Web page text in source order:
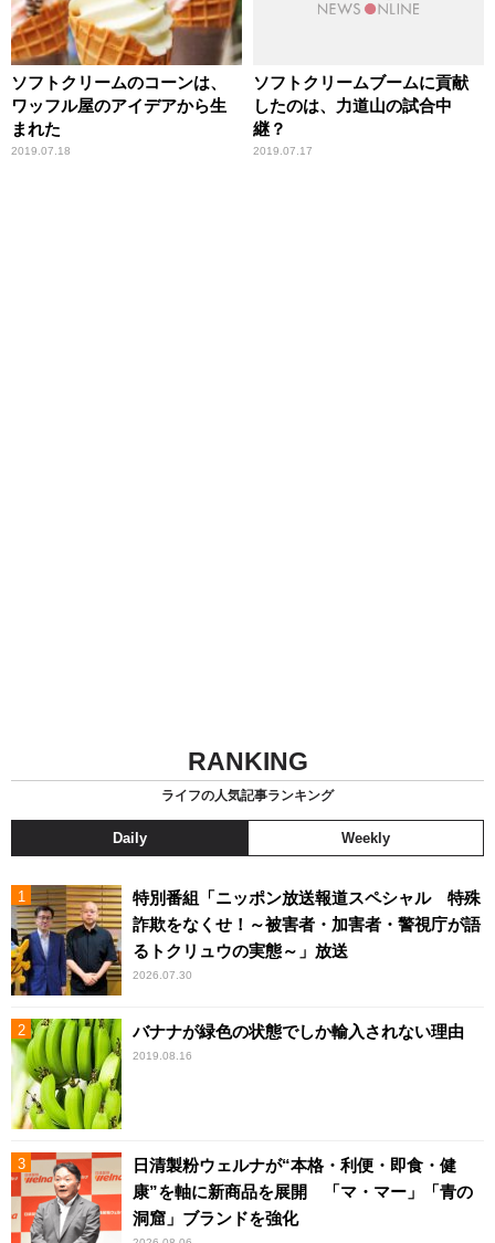
ソフトクリームのコーンは、
ワッフル屋のアイデアから生
まれた
2019.07.18
ソフトクリームブームに貢献
したのは、力道山の試合中
継？
2019.07.17
RANKING
ライフの人気記事ランキング
Daily Weekly
特別番組「ニッポン放送報道スペシャル 特殊
詐欺をなくせ！～被害者・加害者・警視庁が語
るトクリュウの実態～」放送
2026.07.30
バナナが緑色の状態でしか輸入されない理由
2019.08.16
日清製粉ウェルナが“本格・利便・即食・健
康”を軸に新商品を展開 「マ・マー」「青の
洞窟」ブランドを強化